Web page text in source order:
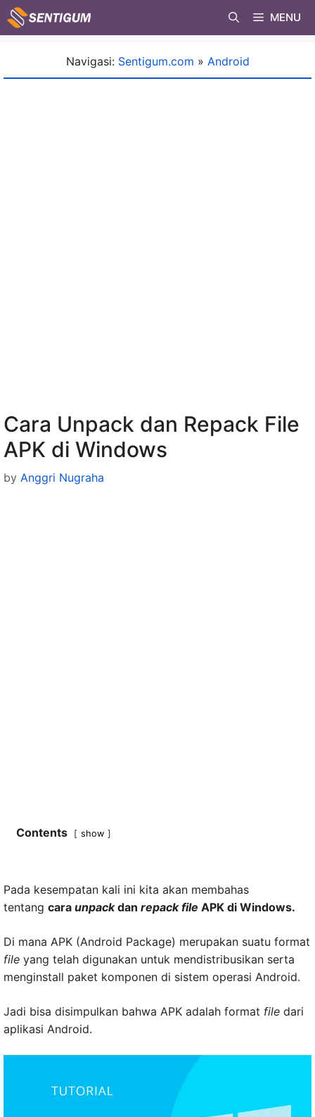
Skip
to
MENU
Navigasi: Sentigum.com » Android
Cara Unpack dan Repack File
APK di Windows
by Anggri Nugraha
Contents show
Pada kesempatan kali ini kita akan membahas
tentang cara unpackdan repack file APK di Windows.
Di mana APK (Android Package) merupakan suatu format
file yang telah digunakan untuk mendistribusikan serta
menginstall paket komponen di sistem operasi Android.
Jadi bisa disimpulkan bahwa APK adalah format file dari
aplikasi Android.